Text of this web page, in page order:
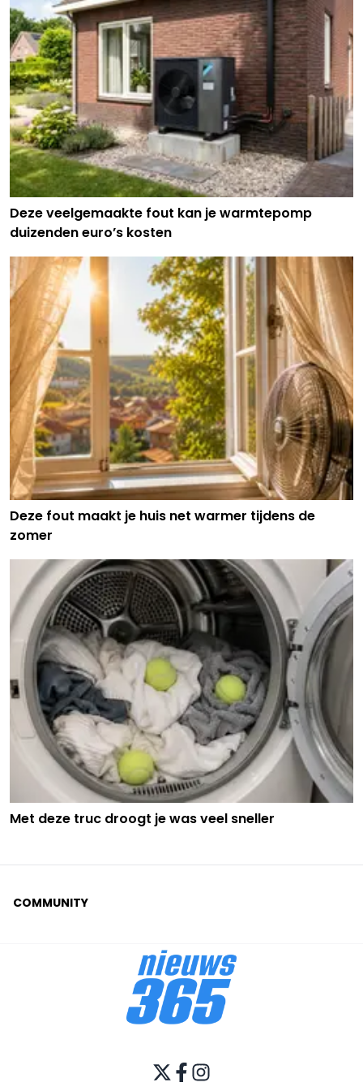
Deze veelgemaakte fout kan je warmtepomp
duizenden euro’s kosten
Deze fout maakt je huis net warmer tijdens de
zomer
Met deze truc droogt je was veel sneller
COMMUNITY